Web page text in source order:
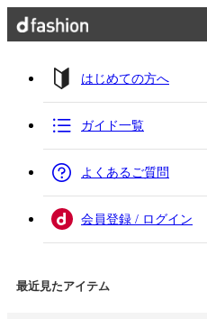
はじめての方へ
ガイド一覧
よくあるご質問
会員登録 / ログイン
最近見たアイテム